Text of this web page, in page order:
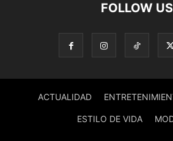
FOLLOW US
ACTUALIDAD
ESTILO DE VIDA